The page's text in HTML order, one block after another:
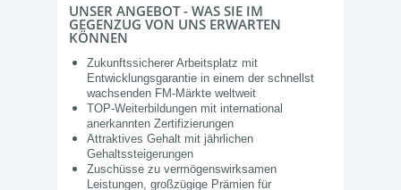
UNSER ANGEBOT - WAS SIE IM
GEGENZUG VON UNS ERWARTEN
KÖNNEN
Zukunftssicherer Arbeitsplatz mit
Entwicklungsgarantie in einem der schnellst
wachsenden FM-Märkte weltweit
TOP-Weiterbildungen mit international
anerkannten Zertifizierungen
Attraktives Gehalt mit jährlichen
Gehaltssteigerungen
Zuschüsse zu vermögenswirksamen
Leistungen, großzügige Prämien für